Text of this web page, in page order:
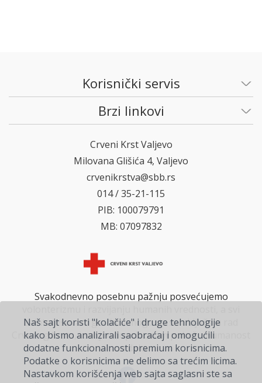
Korisnički servis
Brzi linkovi
Crveni Krst Valjevo
Milovana Glišića 4, Valjevo
crvenikrstva@sbb.rs
014 / 35-21-115
PIB: 100079791
MB: 07097832
Svakodnevno posebnu pažnju posvećujemo
zainteresovani građani mogu da se uključe u rad
Crvenog krsta, i svojim doprinosom pokažu humanost
na delu.
Naš sajt koristi "kolačiće" i druge tehnologije
kako bismo analizirali saobraćaj i omogućili
dodatne funkcionalnosti premium korisnicima.
Podatke o korisnicima ne delimo sa trećim licima.
Nastavkom korišćenja web sajta saglasni ste sa